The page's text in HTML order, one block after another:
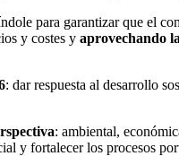
para garantizar que el
y costes y aprovechando
: dar respuesta al desarrollo
: ambiental,
y fortalecer los procesos